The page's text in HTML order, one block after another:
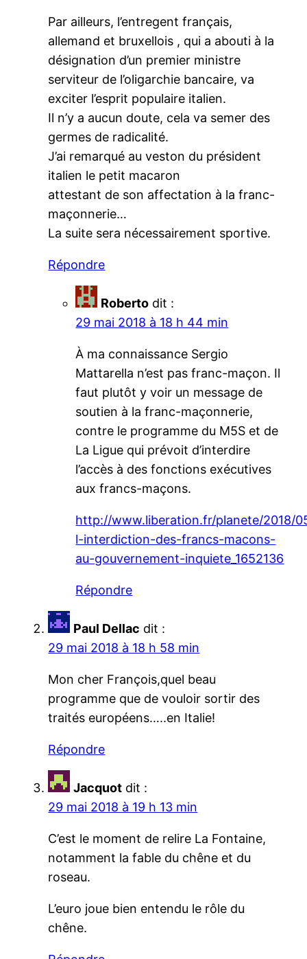
Par ailleurs, l’entregent français,
allemand et bruxellois , qui a abouti à la
désignation d’un premier ministre
serviteur de l’oligarchie bancaire, va
exciter l’esprit populaire italien.
Il n’y a aucun doute, cela va semer des
germes de radicalité.
J’ai remarqué au veston du président
italien le petit macaron
attestant de son affectation à la franc-
maçonnerie…
La suite sera nécessairement sportive.
Répondre
Roberto dit :
29 mai 2018 à 18 h 44 min
À ma connaissance Sergio
Mattarella n’est pas franc-maçon. Il
faut plutôt y voir un message de
soutien à la franc-maçonnerie,
contre le programme du M5S et de
La Ligue qui prévoit d’interdire
l’accès à des fonctions exécutives
aux francs-maçons.
http://www.liberation.fr/planete/2018/
l-interdiction-des-francs-macons-
au-gouvernement-inquiete_1652136
Répondre
Paul Dellac dit :
29 mai 2018 à 18 h 58 min
Mon cher François,quel beau
programme que de vouloir sortir des
traités européens…..en Italie!
Répondre
Jacquot dit :
29 mai 2018 à 19 h 13 min
C’est le moment de relire La Fontaine,
notamment la fable du chêne et du
roseau.
L’euro joue bien entendu le rôle du
chêne.